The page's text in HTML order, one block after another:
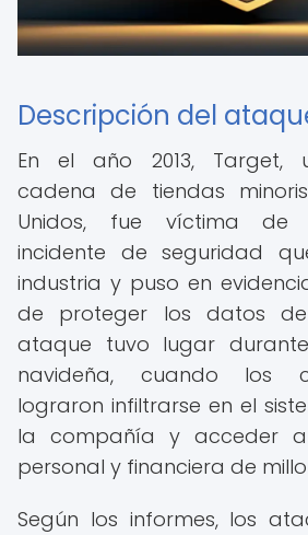
Descripción del
En el año 2013, Target,
cadena de tiendas
Unidos, fue víctima de
incidente de seguridad
industria y puso en
de proteger los datos de
ataque tuvo lugar
navideña, cuando los
lograron infiltrarse en el
la compañía y acceder
personal y financiera de
Según los informes, los